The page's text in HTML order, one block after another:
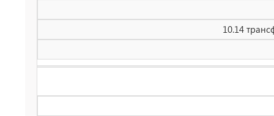
10.14